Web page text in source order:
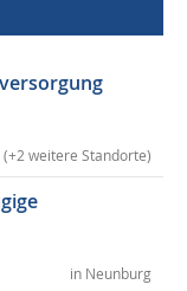
(+2 weitere Standorte)
in Neunburg